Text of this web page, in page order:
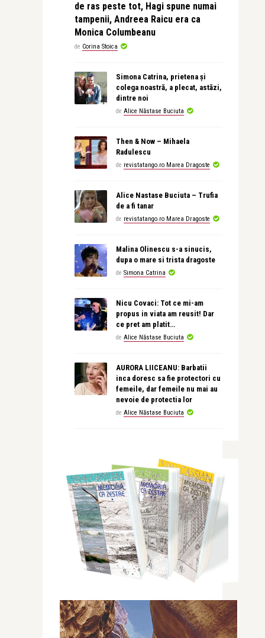
de ras peste tot, Hagi spune numai
tampenii, Andreea Raicu era ca
Monica Columbeanu
de Corina Stoica
Simona Catrina, prietena și
colega noastră, a plecat, astăzi,
dintre noi
de Alice Năstase Buciuta
Then & Now – Mihaela
Radulescu
de revistatango.ro Marea Dragoste
Alice Nastase Buciuta – Trufia
de a fi tanar
de revistatango.ro Marea Dragoste
Malina Olinescu s-a sinucis,
dupa o mare si trista dragoste
de Simona Catrina
Nicu Covaci: Tot ce mi-am
propus in viata am reusit! Dar
ce pret am platit…
de Alice Năstase Buciuta
AURORA LIICEANU: Barbatii
inca doresc sa fie protectori cu
femeile, dar femeile nu mai au
nevoie de protectia lor
de Alice Năstase Buciuta